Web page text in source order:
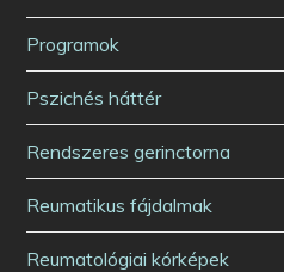
Programok
Pszichés háttér
Rendszeres gerinctorna
Reumatikus fájdalmak
Reumatológiai kórképek